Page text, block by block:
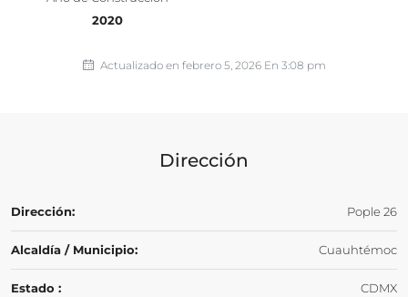
2020
Actualizado en febrero 5, 2026 En 3:08 pm
Dirección
Dirección: Pople 26
Alcaldía / Municipio: Cuauhtémoc
Estado : CDMX